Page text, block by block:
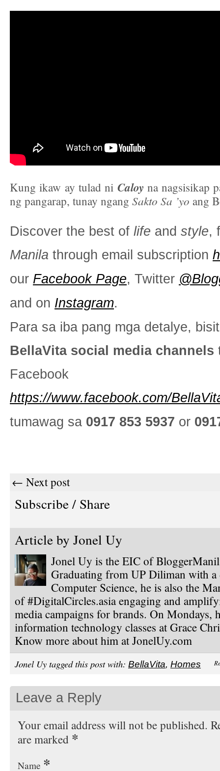
Kung ikaw ay tulad ni Caloy na nagsisikap
ng pangarap, tunay ngang Sakto Sa ’yo ang
Discover the best of life and style,
Manila through email subscription
our Facebook Page, Twitter
and on Instagram.
Para sa iba pang mga detalye,
BellaVita social media channels
Facebook
https://www.facebook.com/
tumawag sa 0917 853 5937 or
← Next post
Subscribe / Share
Article by Jonel Uy
Jonel Uy is the EIC of
Graduating from UP Diliman with a
Computer Science, he is also the
of #DigitalCircles.asia engaging and
media campaigns for brands. On Mondays,
information technology classes at Grace
Know more about him at JonelUy.com
Jonel Uy tagged this post with: BellaVita, Homes
Leave a Reply
Your email address will not be published.
are marked *
Name *